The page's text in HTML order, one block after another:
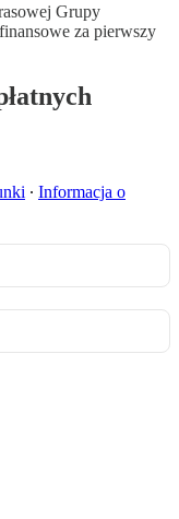
Grupy
za pierwszy
∙ Informacja o